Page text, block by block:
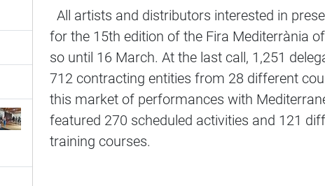
All artists and distributors interested in
for the 15th edition of the Fira Mediterrània
so until 16 March. At the last call, 1,251
712 contracting entities from 28 different
this market of performances with
featured 270 scheduled activities and 121
training courses.